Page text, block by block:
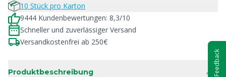
10 Stück pro Karton
9444 Kundenbewertungen: 8,3/10
Schneller und zuverlässiger Versand
Versandkostenfrei ab 250€
Produktbeschreibung Feedback